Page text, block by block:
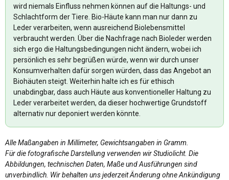
wird niemals Einfluss nehmen können auf die Haltungs- und
Schlachtform der Tiere. Bio-Häute kann man nur dann zu
Leder verarbeiten, wenn ausreichend Biolebensmittel
verbraucht werden. Über die Nachfrage nach Bioleder werden
sich ergo die Haltungsbedingungen nicht ändern, wobei ich
persönlich es sehr begrüßen würde, wenn wir durch unser
Konsumverhalten dafür sorgen würden, dass das Angebot an
Biohäuten steigt. Weiterhin halte ich es für ethisch
unabdingbar, dass auch Häute aus konventioneller Haltung zu
Leder verarbeitet werden, da dieser hochwertige Grundstoff
alternativ nur deponiert werden könnte.
Alle Maßangaben in Millimeter, Gewichtsangaben in Gramm.
Für die fotografische Darstellung verwenden wir Studiolicht. Die
Abbildungen, technischen Daten, Maße und Ausführungen sind
unverbindlich. Wir behalten uns jederzeit Änderung ohne Ankündigung